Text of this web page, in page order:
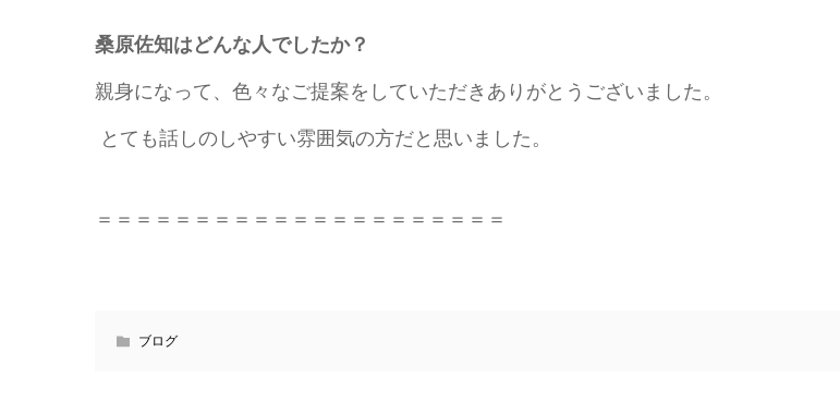
桑原佐知はどんな人でしたか？
親身になって、色々なご提案をしていただきありがとうございました。
とても話しのしやすい雰囲気の方だと思いました。
＝＝＝＝＝＝＝＝＝＝＝＝＝＝＝＝＝＝＝＝＝
ブログ